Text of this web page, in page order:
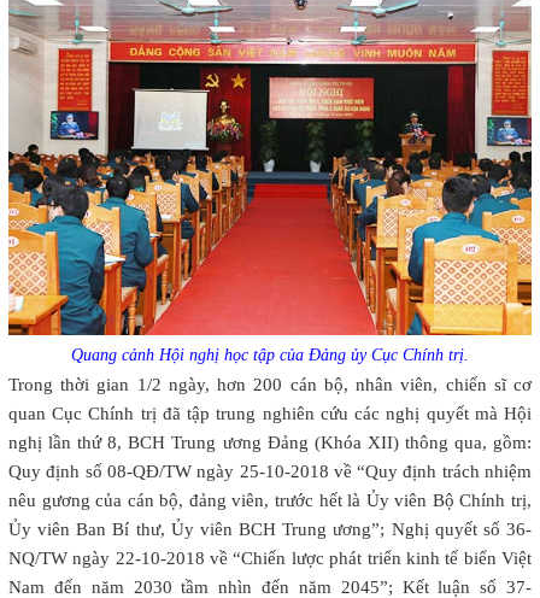
Quang cảnh Hội nghị học tập của Đảng ủy Cục Chính trị.
Trong thời gian 1/2 ngày, hơn 200 cán bộ, nhân viên, chiến sĩ cơ
quan Cục Chính trị đã tập trung nghiên cứu các nghị quyết mà Hội
nghị lần thứ 8, BCH Trung ương Đảng (Khóa XII) thông qua, gồm:
Quy định số 08-QĐ/TW ngày 25-10-2018 về “Quy định trách nhiệm
nêu gương của cán bộ, đảng viên, trước hết là Ủy viên Bộ Chính trị,
Ủy viên Ban Bí thư, Ủy viên BCH Trung ương”; Nghị quyết số 36-
NQ/TW ngày 22-10-2018 về “Chiến lược phát triển kinh tế biển Việt
Nam đến năm 2030 tầm nhìn đến năm 2045”; Kết luận số 37-